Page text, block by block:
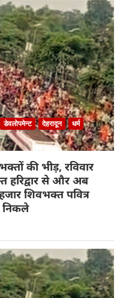
डेवलोपमेन्ट देहरादून
धर्म
की भीड़, रविवार
हरिद्वार से और अब
शिवभक्त पवित्र
निकले